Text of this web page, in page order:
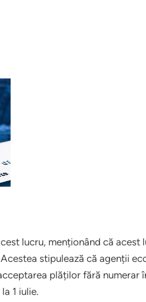
lucru, menționând că
stipulează că agenții
plăților fără
1 iulie.